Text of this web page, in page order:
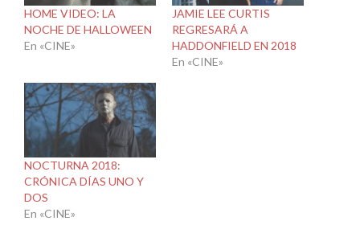
HOME VIDEO: LA
NOCHE DE HALLOWEEN
En «CINE»
JAMIE LEE CURTIS
REGRESARÁ A
HADDONFIELD EN 2018
En «CINE»
NOCTURNA 2018:
CRÓNICA DÍAS UNO Y
DOS
En «CINE»